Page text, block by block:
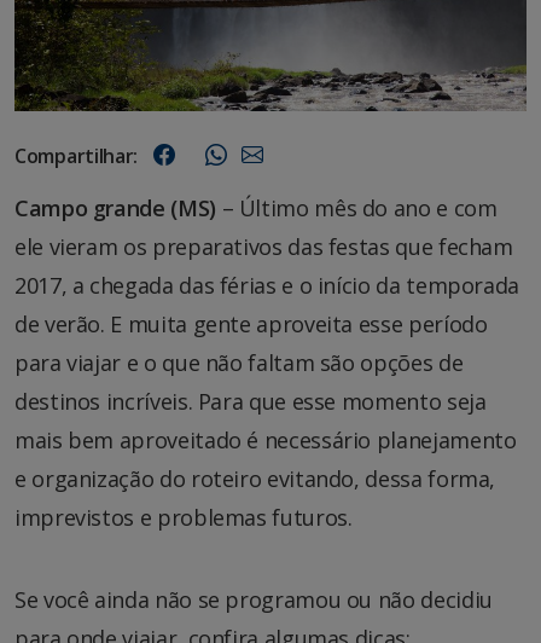
Compartilhar:
Campo grande (MS) – Último mês do ano e com
ele vieram os preparativos das festas que fecham
2017, a chegada das férias e o início da temporada
de verão. E muita gente aproveita esse período
para viajar e o que não faltam são opções de
destinos incríveis. Para que esse momento seja
mais bem aproveitado é necessário planejamento
e organização do roteiro evitando, dessa forma,
imprevistos e problemas futuros.
Se você ainda não se programou ou não decidiu